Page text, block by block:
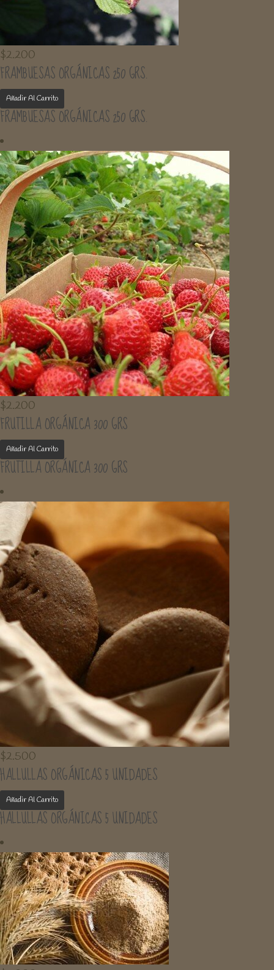
$2.200
FRAMBUESAS ORGÁNICAS 250 GRS.
Añadir Al Carrito
FRAMBUESAS ORGÁNICAS 250 GRS.
$2.200
FRUTILLA ORGÁNICA 300 GRS
Añadir Al Carrito
FRUTILLA ORGÁNICA 300 GRS
$2.500
HALLULLAS ORGÁNICAS 5 UNIDADES
Añadir Al Carrito
HALLULLAS ORGÁNICAS 5 UNIDADES